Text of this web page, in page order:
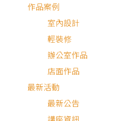
作品案例
室內設計
輕裝修
辦公室作品
店面作品
最新活動
最新公告
2026.07.07
老屋更換水電？